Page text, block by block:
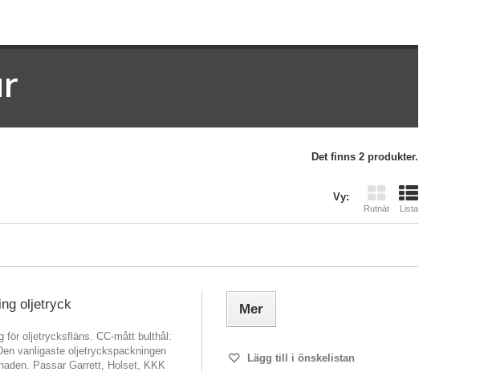
Det finns 2 produkter.
Vy:
Rutnät Lista
oljetryck
för oljetrycksfläns. CC-mått bulthål:
vanligaste oljetryckspackningen
Passar Garrett, Holset, KKK
Mer
Lägg till i önskelistan